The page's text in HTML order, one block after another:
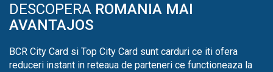
DESCOPERA ROMANIA MAI
AVANTAJOS
BCR City Card si Top City Card sunt carduri ce iti ofera
reduceri instant in reteaua de parteneri ce functioneaza la